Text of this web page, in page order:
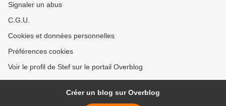
Signaler un abus
C.G.U.
Cookies et données personnelles
Préférences cookies
Voir le profil de Stef sur le portail Overblog
Créer un blog sur Overblog